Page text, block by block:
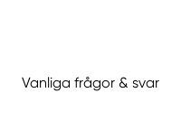
Vanliga frågor & svar